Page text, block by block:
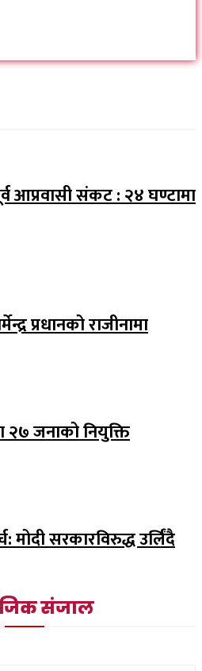
आप्रवासी संकट : २४ घण्टामा
प्रधानको राजीनामा
२७ जनाको नियुक्ति
सरकारविरुद्ध उर्लिंदै
संजाल